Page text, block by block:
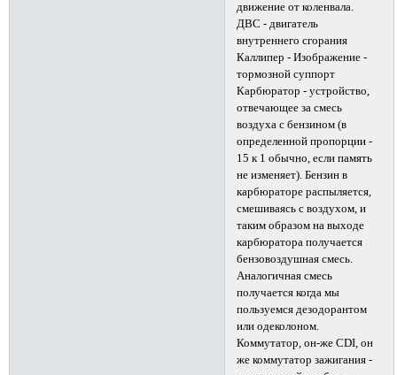
движение от коленвала.
ДВС - двигатель
внутреннего сгорания
Каллипер - Изображение -
тормозной суппорт
Карбюратор - устройство,
отвечающее за смесь
воздуха с бензином (в
определенной пропорции -
15 к 1 обычно, если память
не изменяет). Бензин в
карбюраторе распыляется,
смешиваясь с воздухом, и
таким образом на выходе
карбюратора получается
бензовоздушная смесь.
Аналогичная смесь
получается когда мы
пользуемся дезодорантом
или одеколоном.
Коммутатор, он-же CDI, он
же коммутатор зажигания -